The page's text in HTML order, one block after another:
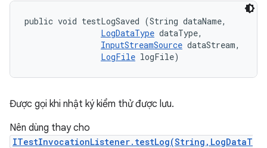
public void testLogSaved (String dataName,
LogDataType dataType,
InputStreamSource dataStream,
LogFile logFile)
Được gọi khi nhật ký kiểm thử được lưu.
Nên dùng thay cho
ITestInvocationListener.testLog(String,LogDataT